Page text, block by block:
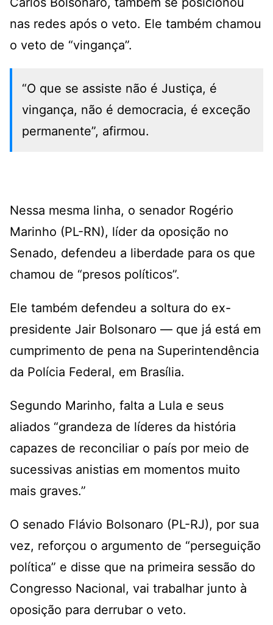
nas redes após o veto. Ele também chamou
o veto de “vingança”.
“O que se assiste não é Justiça, é
vingança, não é democracia, é exceção
permanente”, afirmou.
Nessa mesma linha, o senador Rogério
Marinho (PL-RN), líder da oposição no
Senado, defendeu a liberdade para os que
chamou de “presos políticos”.
Ele também defendeu a soltura do ex-
presidente Jair Bolsonaro — que já está em
cumprimento de pena na Superintendência
da Polícia Federal, em Brasília.
Segundo Marinho, falta a Lula e seus
aliados “grandeza de líderes da história
capazes de reconciliar o país por meio de
sucessivas anistias em momentos muito
mais graves.”
O senado Flávio Bolsonaro (PL-RJ), por sua
vez, reforçou o argumento de “perseguição
política” e disse que na primeira sessão do
Congresso Nacional, vai trabalhar junto à
oposição para derrubar o veto.